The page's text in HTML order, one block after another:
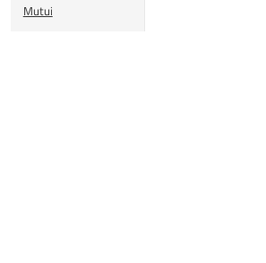
Mutui